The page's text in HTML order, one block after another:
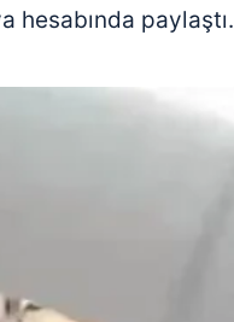
hesabında paylaştı.